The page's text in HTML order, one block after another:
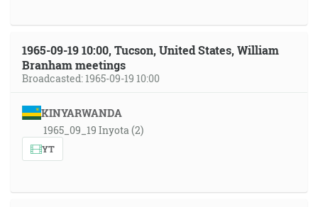
1965-09-19 10:00, Tucson, United States, William
Branham meetings
Broadcasted: 1965-09-19 10:00
KINYARWANDA
1965_09_19 Inyota (2)
YT